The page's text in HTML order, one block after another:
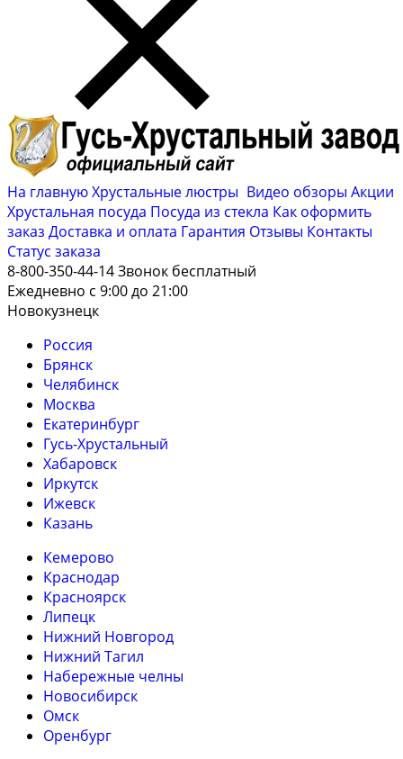
На главнуюХрустальные люстры Видео обзоры Акции
Хрустальная посуда Посуда из стекла Как оформить
заказ Доставка и оплата Гарантия Отзывы Контакты
Cтатус заказа
8-800-350-44-14Звонок бесплатный
Ежедневно с 9:00 до 21:00
Новокузнецк
Россия
Брянск
Челябинск
Москва
Екатеринбург
Гусь-Хрустальный
Хабаровск
Иркутск
Ижевск
Казань
Кемерово
Краснодар
Красноярск
Липецк
Нижний Новгород
Нижний Тагил
Набережные челны
Новосибирск
Омск
Оренбург